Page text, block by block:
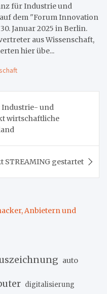
für Industrie und
auf dem "Forum Innovation
Januar 2025 in Berlin.
aus Wissenschaft,
hier übe...
Industrie- und
wirtschaftliche
STREAMING gestartet
Anbietern und
auto
digitalisierung